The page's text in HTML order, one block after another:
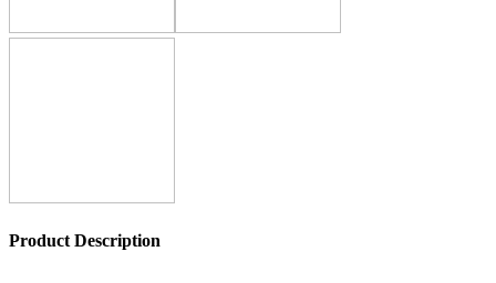
Product Description